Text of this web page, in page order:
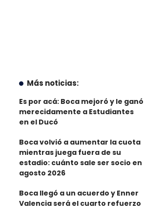
Más noticias:
Es por acá: Boca mejoró y le ganó
merecidamente a Estudiantes
en el Ducó
Boca volvió a aumentar la cuota
mientras juega fuera de su
estadio: cuánto sale ser socio en
agosto 2026
Boca llegó a un acuerdo y Enner
Valencia será el cuarto refuerzo